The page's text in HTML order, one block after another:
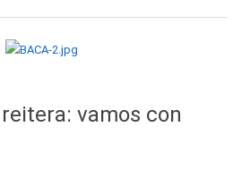
vamos con